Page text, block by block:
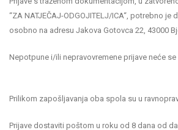
“ZA NATJEČAJ-ODGOJITELJ/ICA“, potrebno
osobno na adresu Jakova Gotovca 22, 43000
Nepotpune i/ili nepravovremene prijave neće
Prilikom zapošljavanja oba spola su u
Prijave dostaviti poštom u roku od 8 dana od